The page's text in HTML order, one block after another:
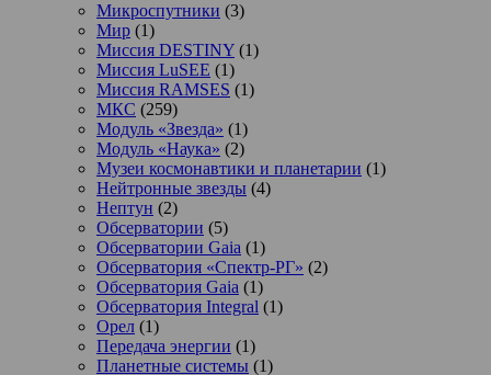
Микроспутники (3)
Мир (1)
Миссия DESTINY (1)
Миссия LuSEE (1)
Миссия RAMSES (1)
МКС (259)
Модуль «Звезда» (1)
Модуль «Наука» (2)
Музеи космонавтики и планетарии (1)
Нейтронные звезды (4)
Нептун (2)
Обсерватории (5)
Обсерватории Gaia (1)
Обсерватория «Спектр-РГ» (2)
Обсерватория Gaia (1)
Обсерватория Integral (1)
Орел (1)
Передача энергии (1)
Планетные системы (1)